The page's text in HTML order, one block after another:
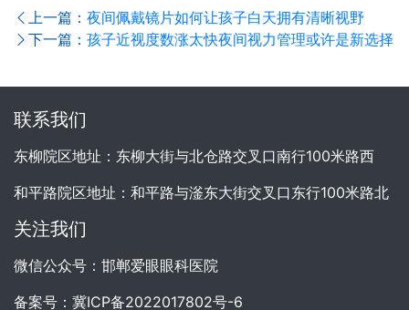
上一篇： 夜间佩戴镜片如何让孩子白天拥有清晰视野
下一篇： 孩子近视度数涨太快夜间视力管理或许是新选择
联系我们
东柳院区地址：东柳大街与北仓路交叉口南行100米路西
和平路院区地址：和平路与滏东大街交叉口东行100米路北
关注我们
微信公众号：邯郸爱眼眼科医院
备案号： 冀ICP备2022017802号-6